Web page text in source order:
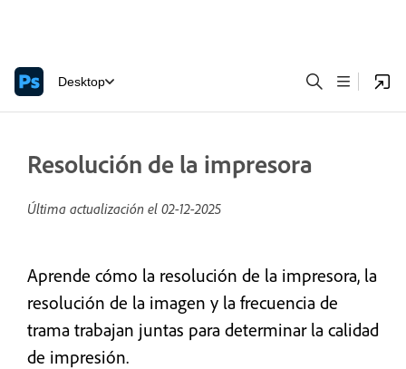
Desktop
Resolución de la impresora
Última actualización el 02-12-2025
Aprende cómo la resolución de la impresora, la
resolución de la imagen y la frecuencia de
trama trabajan juntas para determinar la calidad
de impresión.